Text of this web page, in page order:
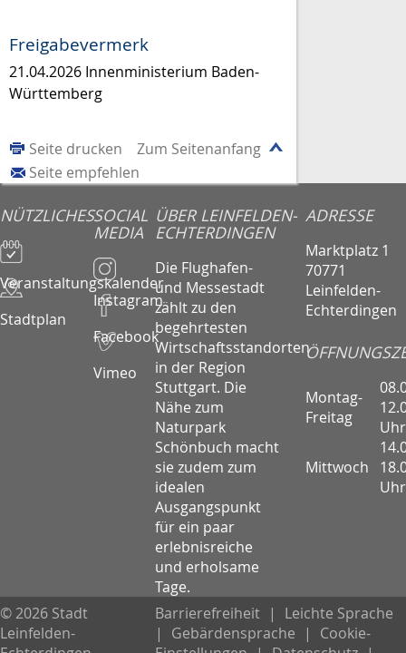
Freigabevermerk
21.04.2026 Innenministerium Baden-
Württemberg
Zum Seitenanfang
Seite drucken
Seite empfehlen
NÜTZLICHES
Veranstaltungskalender
Stadtplan
SOCIAL
MEDIA
Instagram
Facebook
Vimeo
ÜBER LEINFELDEN-
ECHTERDINGEN
Die Flughafen-
und Messestadt
zählt zu den
begehrtesten
Wirtschaftsstandorten
in der Region
Stuttgart. Die
Nähe zum
Naturpark
Schönbuch macht
sie zudem zum
idealen
Ausgangspunkt
für ein paar
erlebnisreiche
und erholsame
Tage.
ADRESSE
Marktplatz 1
70771
Leinfelden-
Echterdingen
Montag-
Freitag
Uhr
Mittwoch
Uhr
© 2026 Stadt
Leinfelden-
Barrierefreiheit |
Leichte Sprache
|
Gebärdensprache |
Cookie-